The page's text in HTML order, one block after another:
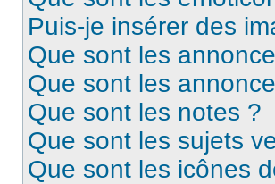
Puis-je insérer des
Que sont les
Que sont les
Que sont les notes ?
Que sont les sujets
Que sont les icônes